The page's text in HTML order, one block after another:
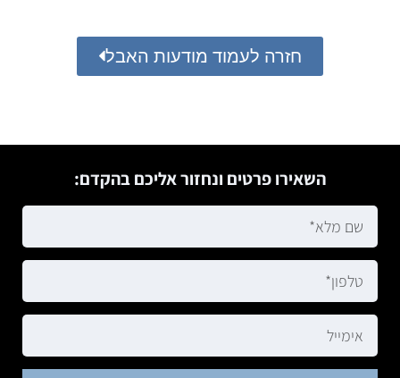
חזרה לעמוד מודעות האבל
השאירו פרטים ונחזור אליכם בהקדם: